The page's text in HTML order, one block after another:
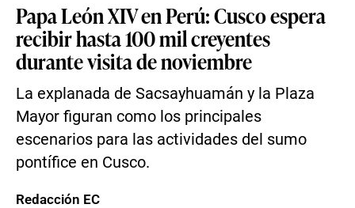
Papa León XIV en Perú: Cusco espera
recibir hasta 100 mil creyentes
durante visita de noviembre
La explanada de Sacsayhuamán y la Plaza
Mayor figuran como los principales
escenarios para las actividades del sumo
pontífice en Cusco.
Redacción EC